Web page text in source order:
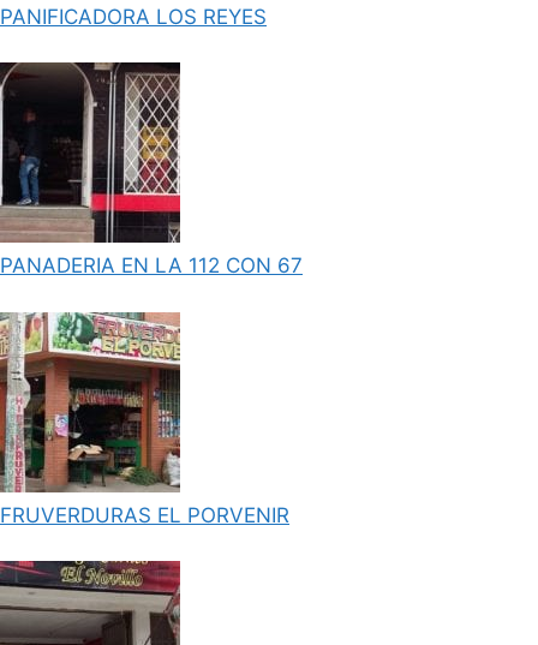
PANIFICADORA LOS REYES
PANADERIA EN LA 112 CON 67
FRUVERDURAS EL PORVENIR